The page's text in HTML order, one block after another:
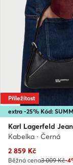
extra -25% Kód:
Příležitost
Karl Lagerfeld
Kabelka · Černá
Aktuální cena
2 859 Kč
Běžná cena3 009 Kč-